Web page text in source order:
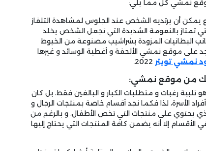
نمشي كل مما يلي:
يمكن أن يرتديه الشخص عند الجلوس لمشاهدة التلفاز
التي تمتاز بالنعومة الشديدة التي تجعل الشخص يخلد
البطانيات المزودة بشراشيب مصنوعة من الخيوط
موقع نمشي الألحفة و أغطية الوسائد و غيرها
نمشي تويتر
من موقع نمشي:
رغبات و متطلبات الكبار و البالغين فقط، بل كان
الأسرة، لذا فكما نجد أقسام خاصة بمنتجات الرجال و
يحتوي على منتجات التي تخص الأطفال، و بالرغم من
الأقسام إلا أنه يضمن كافة المنتجات التي يحتاج إليها